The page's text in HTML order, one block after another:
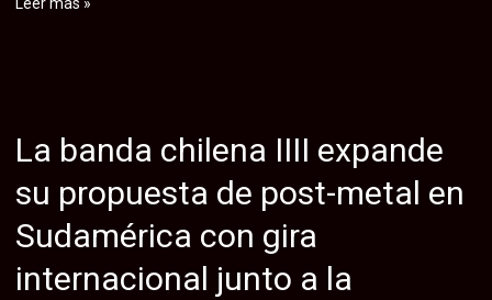
Aldabaran
el
lyric
de
La banda chilena IIII expande
su propuesta de post-metal en
Sudamérica con gira
internacional junto a la